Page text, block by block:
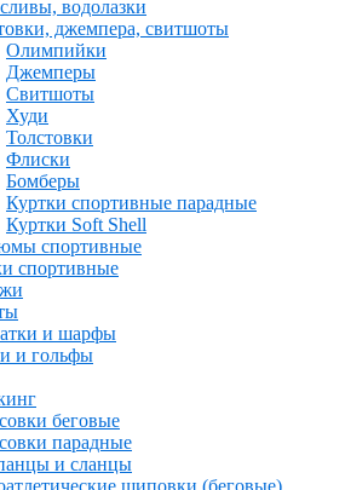
водолазки
джемпера, свитшоты
Олимпийки
Джемперы
Свитшоты
Худи
Толстовки
Флиски
Бомберы
Куртки спортивные парадные
Куртки Soft Shell
спортивные
спортивные
и шарфы
и гольфы
беговые
парадные
и сланцы
шиповки (беговые)